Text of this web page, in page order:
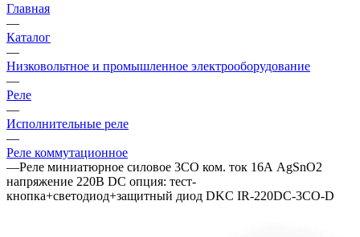
Главная
—
Каталог
—
Низковольтное и промышленное электрооборудование
—
Реле
—
Исполнительные реле
—
Реле коммутационное
—Реле миниатюрное силовое 3CO ком. ток 16А AgSnO2
напряжение 220В DC опция: тест-
кнопка+светодиод+защитный диод DKC IR-220DC-3CO-D